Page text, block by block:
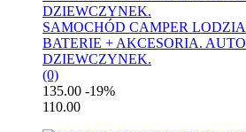
SAMOCHÓD CAMPER
BATERIE + AKCESORIA.
DZIEWCZYNEK.
(0)
135.00 -19%
110.00